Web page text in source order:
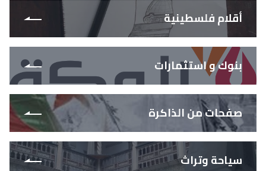
أقلام فلسطينية
بنوك و استثمارات
صفحات من الذاكرة
سياحة وتراث